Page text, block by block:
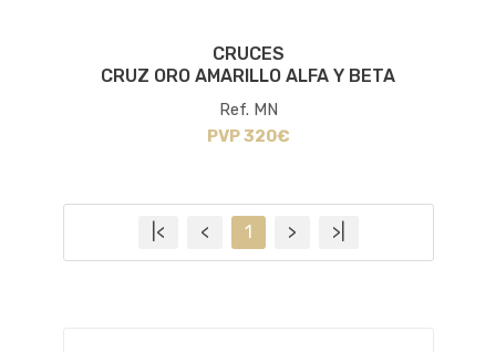
CRUCES
CRUZ ORO AMARILLO ALFA Y BETA
Ref. MN
PVP 320€
|< < 1 > >|